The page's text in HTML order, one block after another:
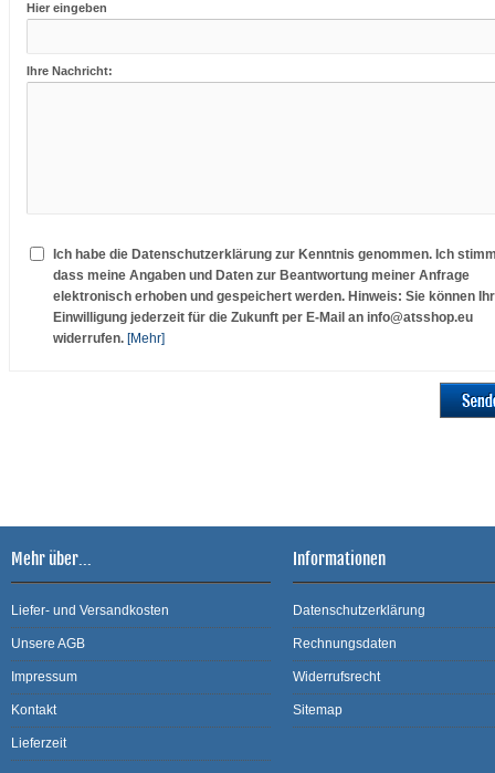
Hier eingeben
Ihre Nachricht:
Ich habe die Datenschutzerklärung zur Kenntnis genommen. Ich
dass meine Angaben und Daten zur Beantwortung meiner Anfrage
elektronisch erhoben und gespeichert werden. Hinweis: Sie können
Einwilligung jederzeit für die Zukunft per E-Mail an info@atsshop.eu
widerrufen. [Mehr]
Mehr über...
Liefer- und Versandkosten
Unsere AGB
Impressum
Kontakt
Lieferzeit
Informationen
Datenschutzerklärung
Rechnungsdaten
Widerrufsrecht
Sitemap